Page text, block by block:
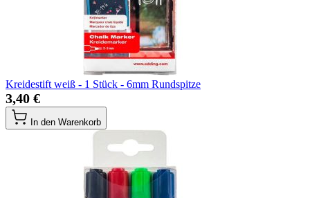
Kreidestift weiß - 1 Stück - 6mm Rundspitze
3,40 €
In den Warenkorb